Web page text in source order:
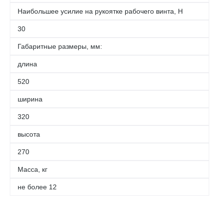
Наибольшее усилие на рукоятке рабочего винта, H
30
Габаритные размеры, мм:
длина
520
ширина
320
высота
270
Масса, кг
не более 12